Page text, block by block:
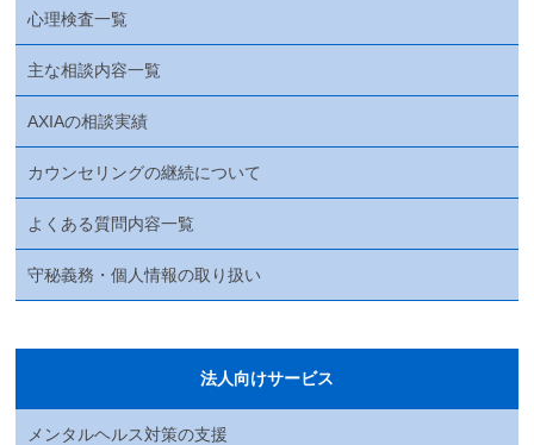
心理検査一覧
主な相談内容一覧
AXIAの相談実績
カウンセリングの継続について
よくある質問内容一覧
守秘義務・個人情報の取り扱い
法人向けサービス
メンタルヘルス対策の支援